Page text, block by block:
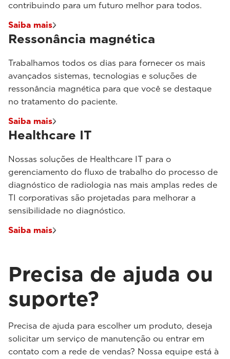
contribuindo para um futuro melhor para todos.
Saiba mais
Ressonância magnética
Trabalhamos todos os dias para fornecer os mais
avançados sistemas, tecnologias e soluções de
ressonância magnética para que você se destaque
no tratamento do paciente.
Saiba mais
Healthcare IT
Nossas soluções de Healthcare IT para o
gerenciamento do fluxo de trabalho do processo de
diagnóstico de radiologia nas mais amplas redes de
TI corporativas são projetadas para melhorar a
sensibilidade no diagnóstico.
Saiba mais
Precisa de ajuda ou
suporte?
Precisa de ajuda para escolher um produto, deseja
solicitar um serviço de manutenção ou entrar em
contato com a rede de vendas? Nossa equipe está à